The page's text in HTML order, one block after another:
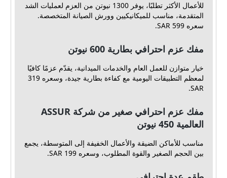
للأعمال الأكثر تطلبًا، يوفر 1300 نيوتن من العزم لعمليات الشد
المتقدمة، مناسب للميكانيكيين وورش الصيانة المتخصصة.
سعره 599 SAR.
مفك عزم احترافي بطارية 600 نيوتن
خيار متوازن للعمل العام والخدمات الميدانية، يقدّم عزمًا كافيًا
لمعظم التطبيقات اليومية مع كفاءة بطارية جيدة، وسعره 319
SAR.
مفك عزم احترافي صغير من شركة ASSUR
العالمية 450 نيوتن
مناسب للأماكن الضيقة والأعمال الخفيفة إلى المتوسطة، يجمع
بين الحجم الصغير والقوة المطلوب، وسعره 199 SAR.